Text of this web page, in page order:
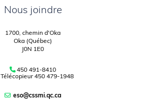
Nous joindre
1700, chemin d'Oka
Oka (Québec)
J0N 1E0
450 491-8410
Télécopieur450 479-1948
eso@cssmi.qc.ca